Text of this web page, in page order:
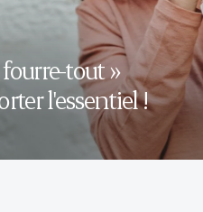
tout »
l'essentiel !